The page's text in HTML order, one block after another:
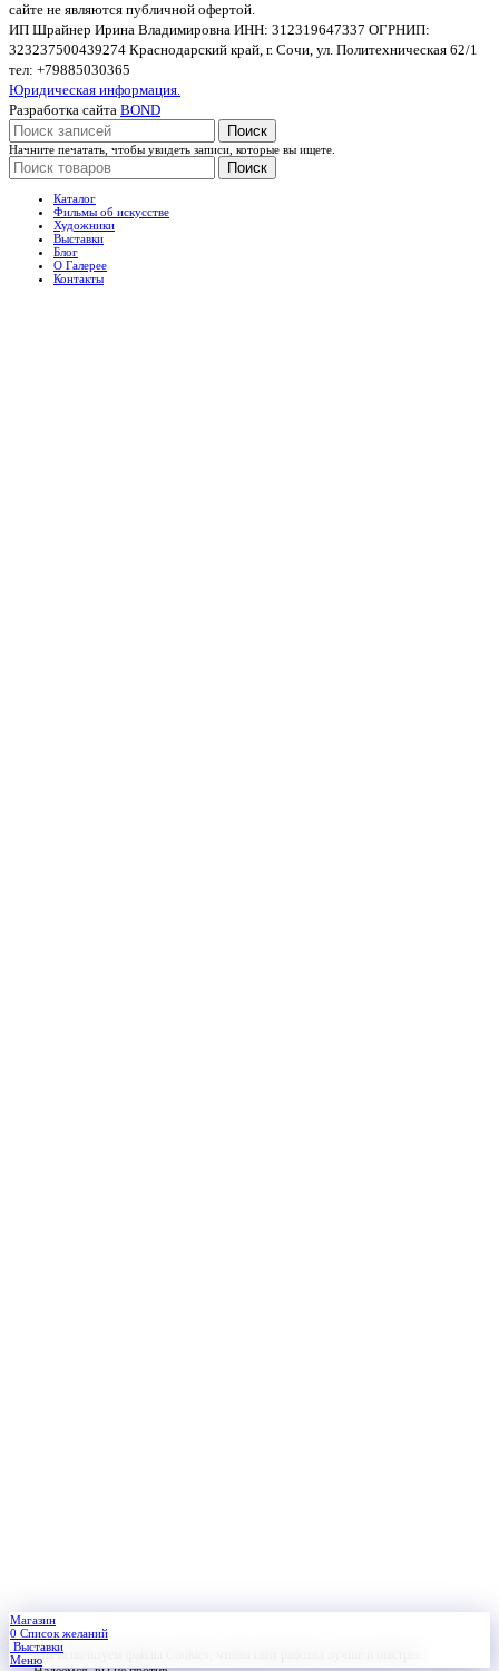
сайте не являются публичной офертой.
ИП Шрайнер Ирина Владимировна ИНН: 312319647337 ОГРНИП:
323237500439274 Краснодарский край, г. Сочи, ул. Политехническая 62/1
тел: +79885030365
Юридическая информация.
Разработка сайта BOND
Поиск
Начните печатать, чтобы увидеть записи, которые вы ищете.
Поиск
Каталог
Фильмы об искусстве
Художники
Выставки
Блог
О Галерее
Контакты
Мы используем файлы Cookies, чтобы сайт работал лучше и быстрее.
Магазин
0 Список желаний
Выставки
Меню